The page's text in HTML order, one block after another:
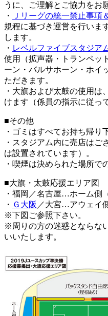
うに、ご理解とご協力をお
・
Ｊリーグの統一禁止事項
規程に基づき運営を行いま
します。
・ レベルファイブスタジア
使用（拡声器・トランペッ
ーン・バルサホーン・ホイ
ただきます。
・大旗および太鼓の使用
けます（係員の指示に従っ
■その他
・ゴミはすべてお持ち帰り
・スタジアム内に売店は
は設置されています）。
・喫煙は決められた場所で
■大旗・太鼓応援エリア図
・福岡／名古屋…ホーム側
・ Ｇ大阪 ／大宮…アウェイ
※下図ご参照下さい。
※周りの方の迷惑とならな
いいたします。